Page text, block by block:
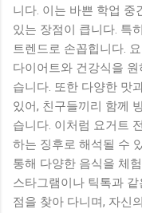
니다. 이는 바쁜 학업 중
있는 장점이 큽니다. 특
트렌드로 손꼽힙니다.
다이어트와 건강식을
습니다. 또한 다양한 맛
있어, 친구들끼리 함께
습니다. 이처럼 요거트
하는 징후로 해석될 수
통해 다양한 음식을 체
스타그램이나 틱톡과
점을 찾아 다니며, 자신